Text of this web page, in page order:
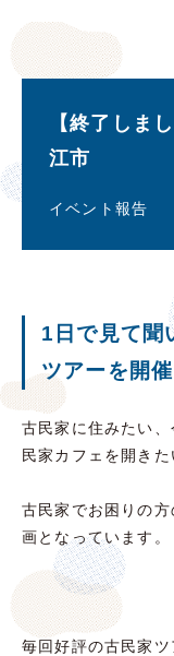
【終了しま
江市
イベント報告
1日で見て聞
ツアーを開
古民家に住みたい
民家カフェを開きた
古民家でお困りの
画となっています。
毎回好評の古民家